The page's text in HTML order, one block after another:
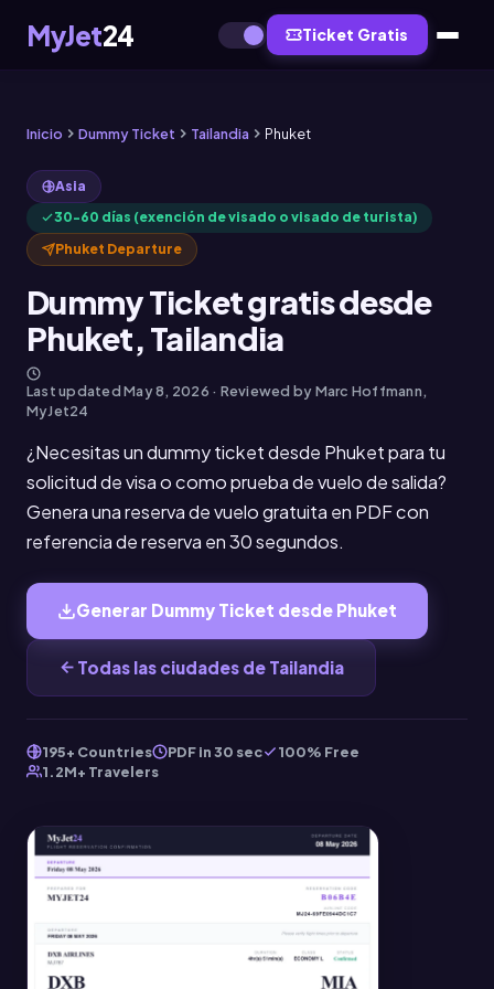
MyJet24 Ticket Gratis
Inicio Dummy Ticket Tailandia Phuket
Asia
30-60 días (exención de visado o visado de turista)
Phuket Departure
Dummy Ticket gratis desde
Phuket, Tailandia
Last updatedMay 8, 2026 · Reviewed by Marc Hoffmann,
MyJet24
¿Necesitas un dummy ticket desde Phuket para tu
solicitud de visa o como prueba de vuelo de salida?
Genera una reserva de vuelo gratuita en PDF con
referencia de reserva en 30 segundos.
Generar Dummy Ticket desde Phuket
Todas las ciudades de Tailandia
195+ Countries PDF in 30 sec
100% Free
1.2M+ Travelers